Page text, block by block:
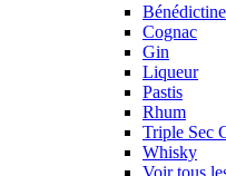
Bénédictine
Cognac
Gin
Liqueur
Pastis
Rhum
Triple Sec
Whisky
Voir tous